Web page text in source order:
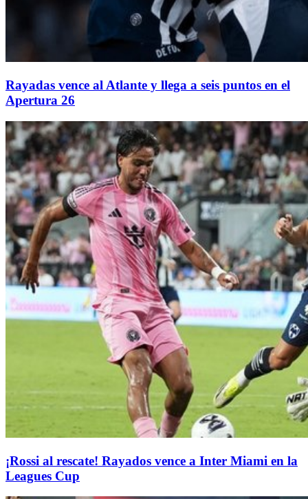
Rayadas vence al Atlante y llega a seis puntos en el
Apertura 26
¡Rossi al rescate! Rayados vence a Inter Miami en la
Leagues Cup